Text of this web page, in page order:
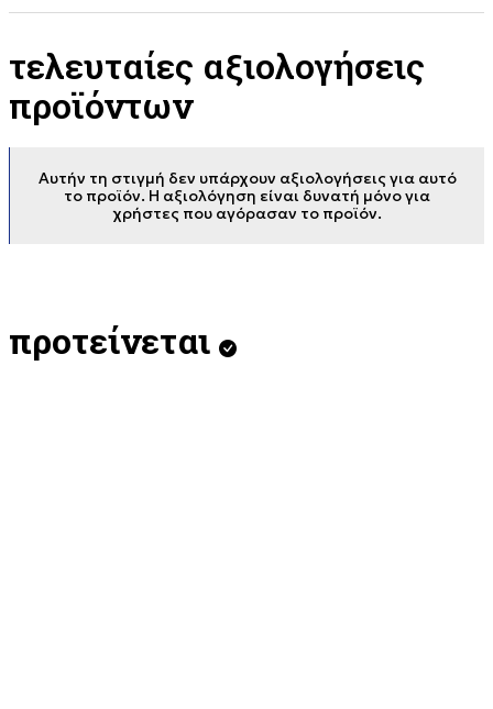
τελευταίες αξιολογήσεις
προϊόντων
Αυτήν τη στιγμή δεν υπάρχουν αξιολογήσεις για αυτό
το προϊόν. Η αξιολόγηση είναι δυνατή μόνο για
χρήστες που αγόρασαν το προϊόν.
προτείνεται